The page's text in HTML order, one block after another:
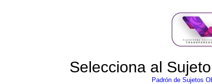
Selecciona al
Padrón de Sujetos